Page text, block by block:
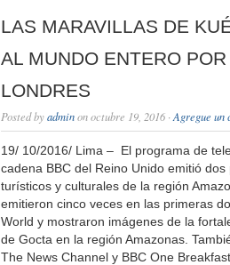
LAS MARAVILLAS DE
AL MUNDO ENTERO
LONDRES
Posted byadminon octubre 19, 2016 · Agregue un
19/ 10/2016/ Lima – El programa de
cadena BBC del Reino Unido emitió
turísticos y culturales de la región
emitieron cinco veces en las primeras
World y mostraron imágenes de la
de Gocta en la región Amazonas.
The News Channel y BBC One